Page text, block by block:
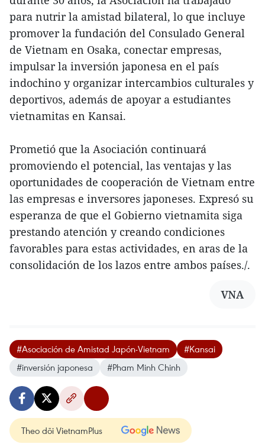
para nutrir la amistad bilateral, lo que incluye
promover la fundación del Consulado General
de Vietnam en Osaka, conectar empresas,
impulsar la inversión japonesa en el país
indochino y organizar intercambios culturales y
deportivos, además de apoyar a estudiantes
vietnamitas en Kansai.
Prometió que la Asociación continuará
promoviendo el potencial, las ventajas y las
oportunidades de cooperación de Vietnam entre
las empresas e inversores japoneses. Expresó su
esperanza de que el Gobierno vietnamita siga
prestando atención y creando condiciones
favorables para estas actividades, en aras de la
consolidación de los lazos entre ambos países./.
VNA
#Asociación de Amistad Japón-Vietnam
#Kansai
#inversión japonesa
#Pham Minh Chinh
Theo dõi VietnamPlus